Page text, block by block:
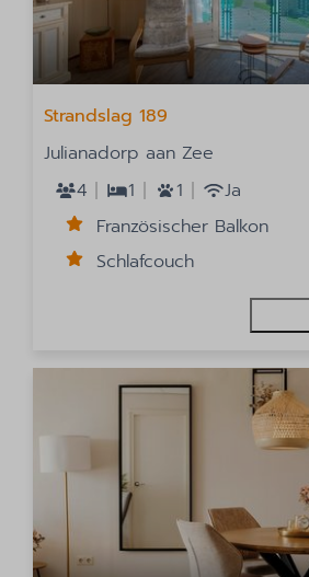
Strandslag 189
Julianadorp aan Zee
4
1 1
Ja
Französischer Balkon
Schlafcouch